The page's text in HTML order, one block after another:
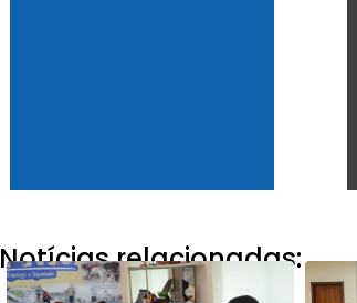
Notícias relacionadas: